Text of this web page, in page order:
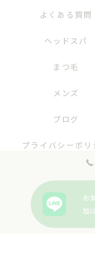
お
加
よくある質問
ヘッドスパ
まつ毛
メンズ
ブログ
プライバシーポリ